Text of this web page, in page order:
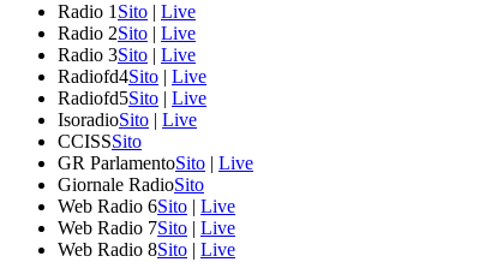
Radio 1 Sito | Live
Radio 2Sito | Live
Radio 3Sito | Live
Radiofd4Sito | Live
Radiofd5Sito | Live
IsoradioSito | Live
CCISSSito
GR ParlamentoSito | Live
Giornale RadioSito
Web Radio 6Sito | Live
Web Radio 7Sito | Live
Web Radio 8Sito | Live